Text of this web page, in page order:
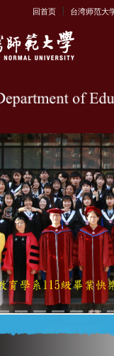
:::
回首页 | 台湾师范大